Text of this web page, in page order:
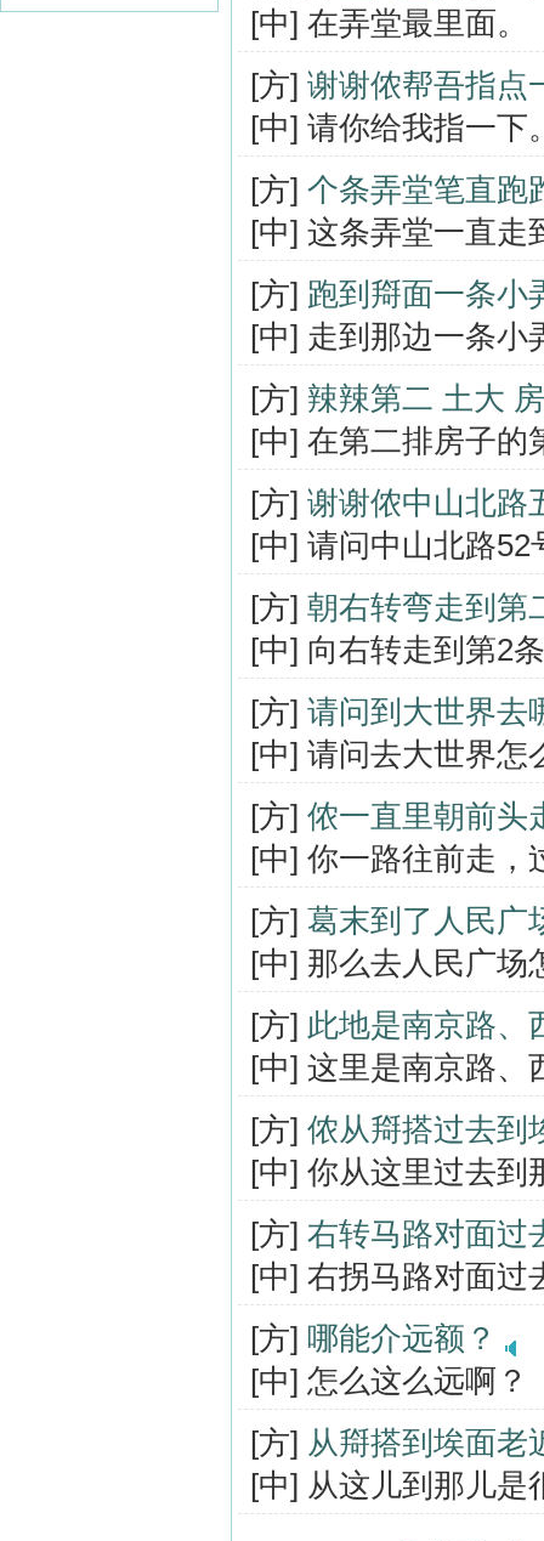
[中] 在弄堂最里面。
[方] 谢谢侬帮吾指点
[中] 请你给我指一下
[方] 个条弄堂笔直跑
[中] 这条弄堂一直走
[方] 跑到搿面一条小
[中] 走到那边一条小
[方] 辣辣第二 土大
[中] 在第二排房子的
[方] 谢谢侬中山北路
[中] 请问中山北路52
[方] 朝右转弯走到第
[中] 向右转走到第2
[方] 请问到大世界去
[中] 请问去大世界怎
[方] 侬一直里朝前头
[中] 你一路往前走，
[方] 葛末到了人民广
[中] 那么去人民广场
[方] 此地是南京路、
[中] 这里是南京路、
[方] 侬从搿搭过去到
[中] 你从这里过去到
[方] 右转马路对面过
[中] 右拐马路对面过
[方] 哪能介远额？
[中] 怎么这么远啊？
[方] 从搿搭到埃面老
[中] 从这儿到那儿是